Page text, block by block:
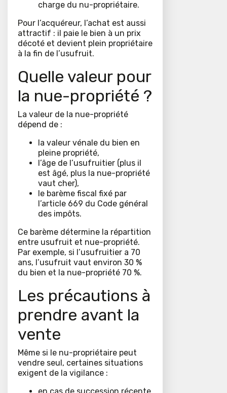
charge du nu-propriétaire.
Pour l’acquéreur, l’achat est aussi
attractif : il paie le bien à un prix
décoté et devient plein propriétaire
à la fin de l’usufruit.
Quelle valeur pour
la nue-propriété ?
La valeur de la nue-propriété
dépend de :
la valeur vénale du bien en
pleine propriété,
l’âge de l’usufruitier (plus il
est âgé, plus la nue-propriété
vaut cher),
le barème fiscal fixé par
l’article 669 du Code général
des impôts.
Ce barème détermine la répartition
entre usufruit et nue-propriété.
Par exemple, si l’usufruitier a 70
ans, l’usufruit vaut environ 30 %
du bien et la nue-propriété 70 %.
Les précautions à
prendre avant la
vente
Même si le nu-propriétaire peut
vendre seul, certaines situations
exigent de la vigilance :